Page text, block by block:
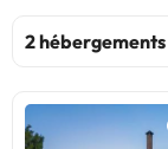
2 hébergements